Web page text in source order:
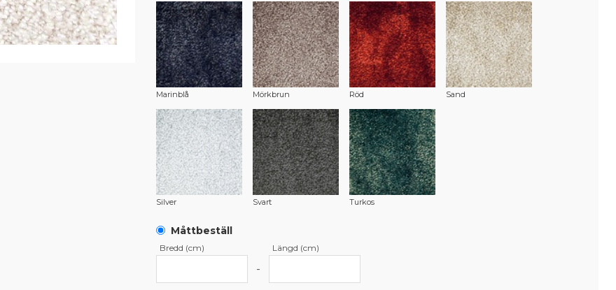
Marinblå Mörkbrun Röd Sand
Silver Svart Turkos
Måttbeställ
Bredd (cm)
-
Längd (cm)